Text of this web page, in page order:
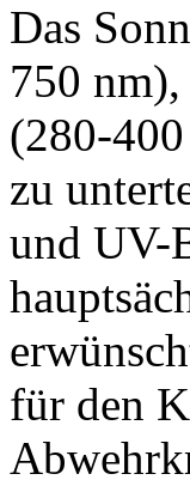
Das
750
(280-
zu
und UV-
für den